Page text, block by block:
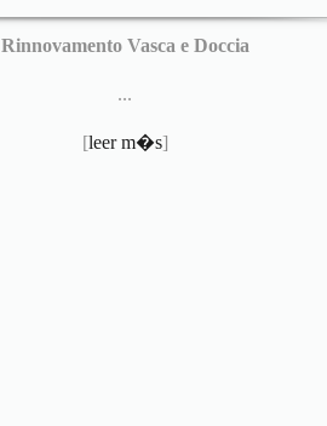
Rinnovamento Vasca e Doccia
...
[leer m�s]